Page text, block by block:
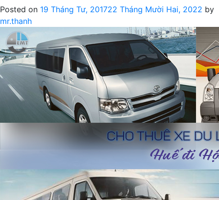
Posted on 19 Tháng Tư, 201722 Tháng Mười Hai, 2022 by
mr.thanh